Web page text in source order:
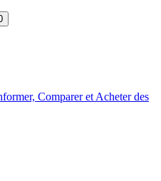
Comparer et Acheter des